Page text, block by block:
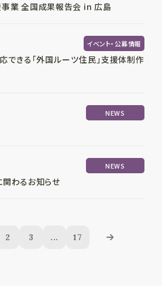
事業 全国成果報告会 in 広島
イベント・公募情報
できる「外国ルーツ住民」支援体制作
NEWS
NEWS
わるお知らせ
2 3 ... 17